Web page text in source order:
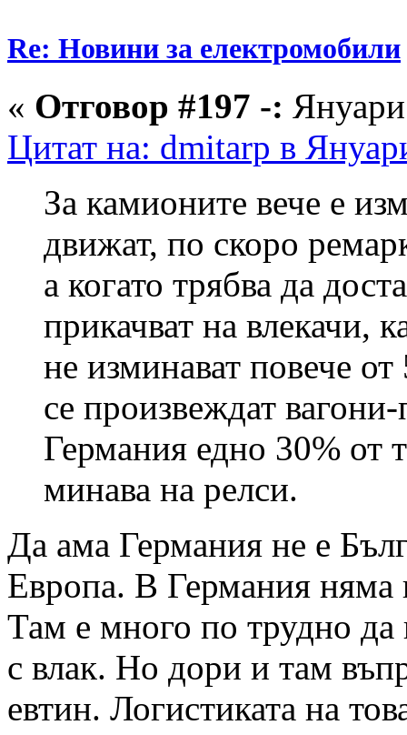
Re: Новини за електромобили
« Отговор #197 -:
Цитат на: dmitarp в
За камионите вече е
движат, по скоро
а когато трябва да
прикачват на влекачи,
не изминават повече
се произвеждат
Германия едно 30% от
минава на релси.
Да ама Германия не е
Европа. В Германия няма
Там е много по трудно да
с влак. Но дори и там
евтин. Логистиката на